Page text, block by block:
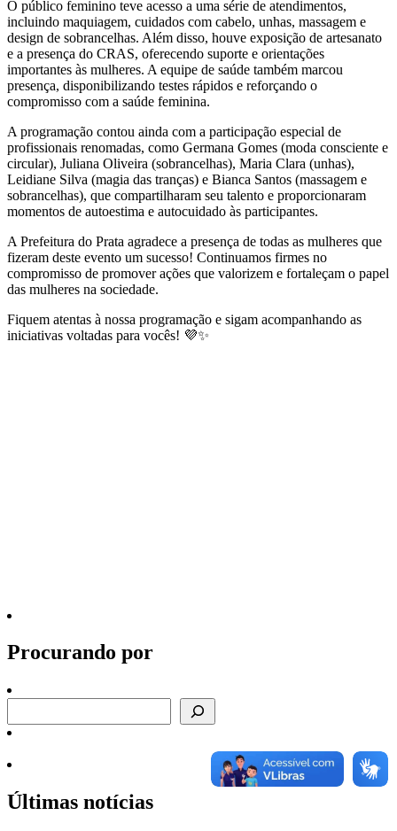
O público feminino teve acesso a uma série de atendimentos,
incluindo maquiagem, cuidados com cabelo, unhas, massagem e
design de sobrancelhas. Além disso, houve exposição de artesanato
e a presença do CRAS, oferecendo suporte e orientações
importantes às mulheres. A equipe de saúde também marcou
presença, disponibilizando testes rápidos e reforçando o
compromisso com a saúde feminina.
A programação contou ainda com a participação especial de
profissionais renomadas, como Germana Gomes (moda consciente e
circular), Juliana Oliveira (sobrancelhas), Maria Clara (unhas),
Leidiane Silva (magia das tranças) e Bianca Santos (massagem e
sobrancelhas), que compartilharam seu talento e proporcionaram
momentos de autoestima e autocuidado às participantes.
A Prefeitura do Prata agradece a presença de todas as mulheres que
fizeram deste evento um sucesso! Continuamos firmes no
compromisso de promover ações que valorizem e fortaleçam o papel
das mulheres na sociedade.
Fiquem atentas à nossa programação e sigam acompanhando as
iniciativas voltadas para vocês! 💜✨
Procurando por
Últimas notícias